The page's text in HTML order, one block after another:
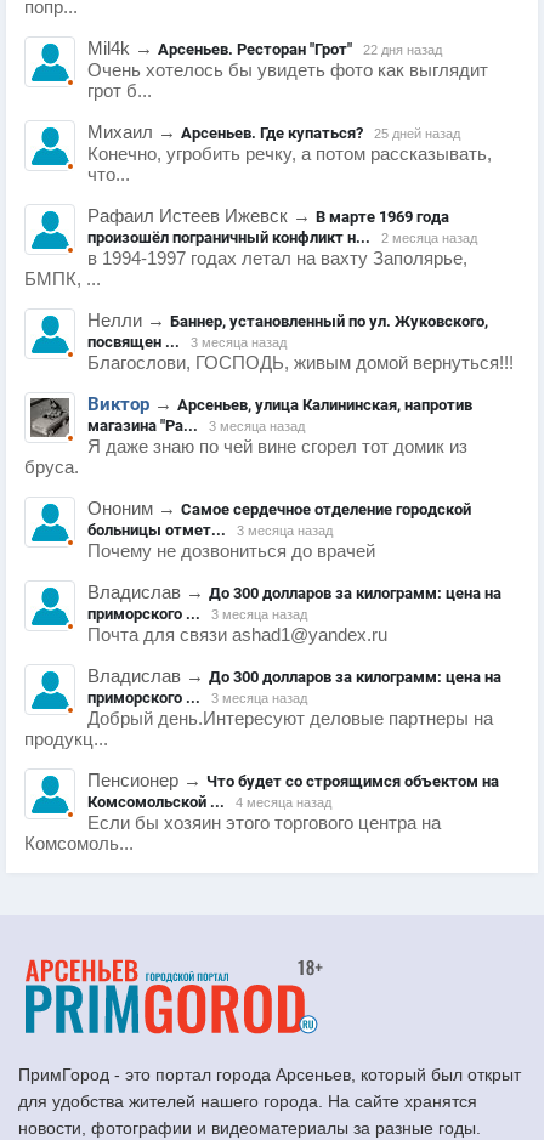
попр...
Mil4k → Арсеньев. Ресторан "Грот" 22 дня назад
Очень хотелось бы увидеть фото как выглядит
грот б...
Михаил → Арсеньев. Где купаться? 25 дней назад
Конечно, угробить речку, а потом рассказывать,
что...
Рафаил Истеев Ижевск → В марте 1969 года
произошёл пограничный конфликт н...
2 месяца назад
в 1994-1997 годах летал на вахту Заполярье,
БМПК, ...
Нелли → Баннер, установленный по ул. Жуковского,
посвящен ...
3 месяца назад
Благослови, ГОСПОДЬ, живым домой вернуться!!!
Виктор → Арсеньев, улица Калининская, напротив
магазина "Ра...
3 месяца назад
Я даже знаю по чей вине сгорел тот домик из
бруса.
Ононим → Самое сердечное отделение городской
больницы отмет...
3 месяца назад
Почему не дозвониться до врачей
Владислав → До 300 долларов за килограмм: цена на
приморского ...
3 месяца назад
Почта для связи ashad1@yandex.ru
Владислав → До 300 долларов за килограмм: цена на
приморского ...
3 месяца назад
Добрый день.Интересуют деловые партнеры на
продукц...
Пенсионер → Что будет со строящимся объектом на
Комсомольской ...
4 месяца назад
Если бы хозяин этого торгового центра на
Комсомоль...
ПримГород - это портал города Арсеньев, который был открыт
для удобства жителей нашего города. На сайте хранятся
новости, фотографии и видеоматериалы за разные годы.